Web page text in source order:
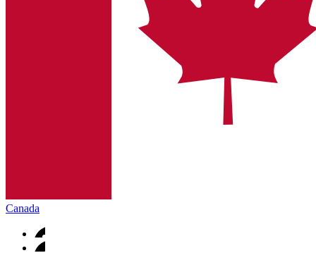
Canada